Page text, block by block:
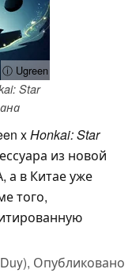
ⓘ Ugreen
Star
xHonkai: Star
из новой
а в Китае уже
того,
Опубликовано